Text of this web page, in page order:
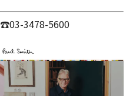
☎︎03-3478-5600